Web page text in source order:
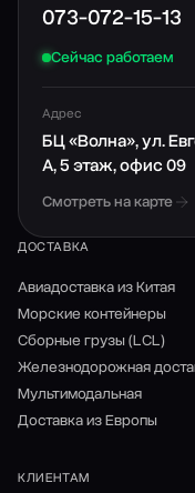
073-072-15-13
Сейчас работаем
Адрес
БЦ «Волна», ул.
А, 5 этаж, офис 09
Смотреть на карте
ДОСТАВКА
Авиадоставка из Китая
Морские контейнеры
Сборные грузы (LCL)
Железнодорожная
Мультимодальная
Доставка из Европы
КЛИЕНТАМ